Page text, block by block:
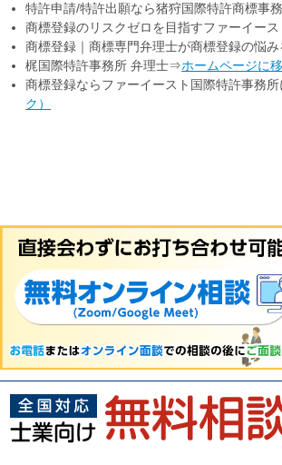
特許申請/特許出願なら猪狩国際特許商標事
商標登録のリスクゼロを目指すファーイー
商標登録｜商標専門弁理士が商標登録の悩
梶国際特許事務所 弁理士⇒ホームページに
商標登録ならファーイースト国際特許事務
ク）